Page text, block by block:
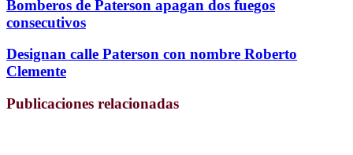
Bomberos de Paterson apagan dos fuegos
consecutivos
Designan calle Paterson con nombre Roberto
Clemente
Publicaciones relacionadas